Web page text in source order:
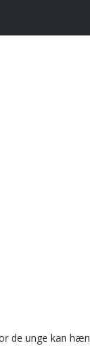
de unge kan